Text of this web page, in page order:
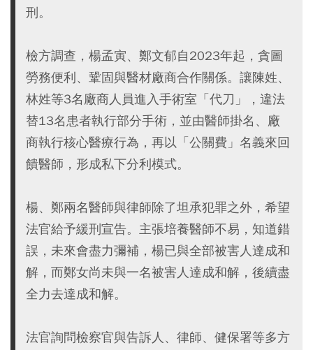
刑。
檢方調查，楊孟寅、鄭文郁自2023年起，貪圖
勞務便利、鞏固與醫材廠商合作關係。讓陳姓、
林姓等3名廠商人員進入手術室「代刀」，違法
替13名患者執行部分手術，並由醫師掛名、廠
商執行核心醫療行為，再以「公關費」名義來回
饋醫師，形成私下分利模式。
楊、鄭兩名醫師與律師除了坦承犯罪之外，希望
法官給予緩刑宣告。主張培養醫師不易，知道錯
誤，未來會盡力彌補，楊已與全部被害人達成和
解，而鄭女尚未與一名被害人達成和解，後續盡
全力去達成和解。
法官詢問檢察官與告訴人、律師、健保署等多方